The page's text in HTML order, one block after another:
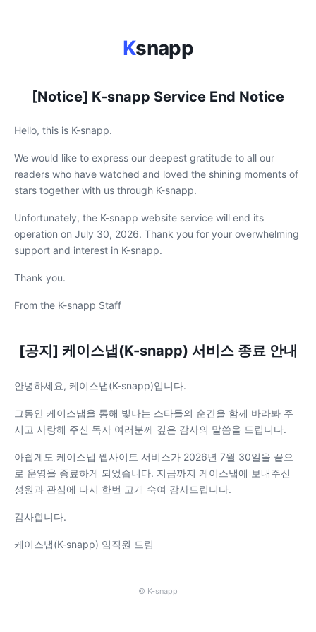
Ksnapp
[Notice] K-snapp Service End Notice
Hello, this is K-snapp.
We would like to express our deepest gratitude to all our
readers who have watched and loved the shining moments of
stars together with us through K-snapp.
Unfortunately, the K-snapp website service will end its
operation on July 30, 2026. Thank you for your overwhelming
support and interest in K-snapp.
Thank you.
From the K-snapp Staff
[공지] 케이스냅(K-snapp) 서비스 종료 안내
안녕하세요, 케이스냅(K-snapp)입니다.
그동안 케이스냅을 통해 빛나는 스타들의 순간을 함께 바라봐 주
시고 사랑해 주신 독자 여러분께 깊은 감사의 말씀을 드립니다.
아쉽게도 케이스냅 웹사이트 서비스가 2026년 7월 30일을 끝으
로 운영을 종료하게 되었습니다. 지금까지 케이스냅에 보내주신
성원과 관심에 다시 한번 고개 숙여 감사드립니다.
감사합니다.
케이스냅(K-snapp) 임직원 드림
© K-snapp